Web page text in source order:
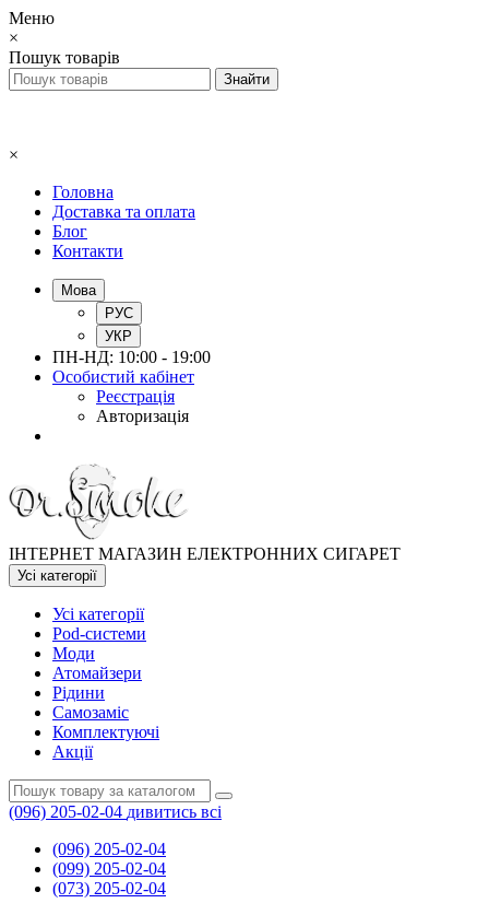
Меню
×
Пошук товарів
×
Головна
Доставка та оплата
Блог
Контакти
Мова
РУС
УКР
ПН-НД: 10:00 - 19:00
Особистий кабінет
Реєстрація
Авторизація
ІНТЕРНЕТ МАГАЗИН ЕЛЕКТРОННИХ СИГАРЕТ
Усі категорії
Усі категорії
Pod-системи
Моди
Атомайзери
Рідини
Самозаміс
Комплектуючі
Акції
(096) 205-02-04 дивитись всі
(096) 205-02-04
(099) 205-02-04
(073) 205-02-04